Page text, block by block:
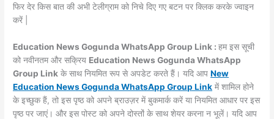
फिर देर किस बात की अभी टेलीग्राम को निचे दिए गए बटन पर क्लिक करके ज्वाइन
करें |
Education News Gogunda WhatsApp Group Link :हम इस सूची
को नवीनतम और सक्रिय Education News Gogunda WhatsApp
Group Link के साथ नियमित रूप से अपडेट करते हैं। यदि आपNew
Education News Gogunda WhatsApp Group Link में शामिल होने
के इच्छुक हैं, तो इस पृष्ठ को अपने ब्राउज़र में बुकमार्क करें या नियमित आधार पर इस
पृष्ठ पर जाएं। और इस पोस्ट को अपने दोस्तों के साथ शेयर करना न भूलें। यदि आप